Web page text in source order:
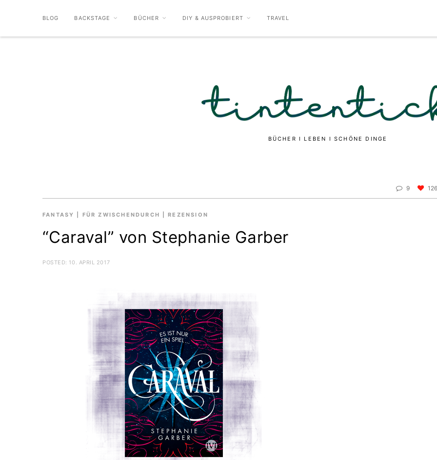
BLOG BACKSTAGE BÜCHER DIY & AUSPROBIERT TRAVEL
BÜCHER I LEBEN I SCHÖNE DINGE
9 126
FANTASY FÜR ZWISCHENDURCH REZENSION
“Caraval” von Stephanie Garber
POSTED: 10. APRIL 2017